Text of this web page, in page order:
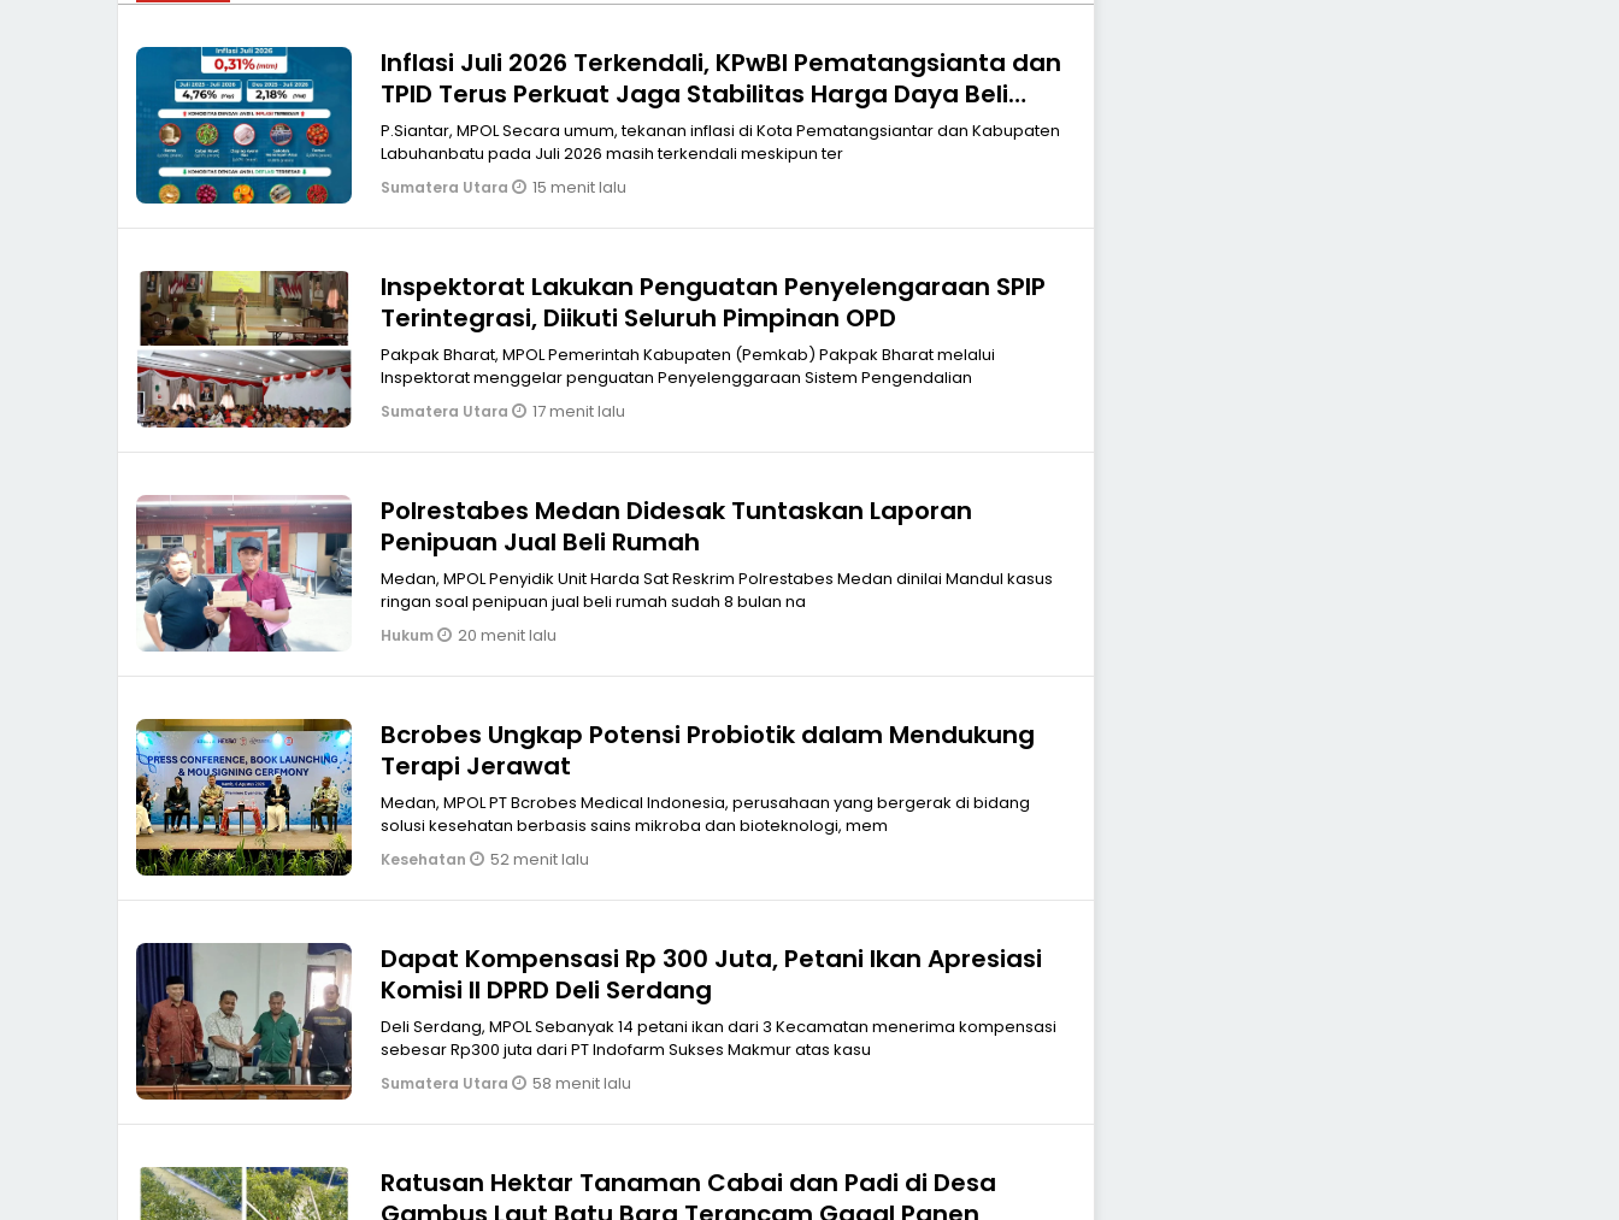
Inflasi Juli 2026 Terkendali, KPwBI Pematangsianta dan
TPID Terus Perkuat Jaga Stabilitas Harga Daya Beli
Masyarakat
P.Siantar, MPOL Secara umum, tekanan inflasi di Kota Pematangsiantar dan Kabupaten
Labuhanbatu pada Juli 2026 masih terkendali meskipun ter
Sumatera Utara 15 menit lalu
Inspektorat Lakukan Penguatan Penyelengaraan SPIP
Terintegrasi, Diikuti Seluruh Pimpinan OPD
Pakpak Bharat, MPOL Pemerintah Kabupaten (Pemkab) Pakpak Bharat melalui
Inspektorat menggelar penguatan Penyelenggaraan Sistem Pengendalian
Sumatera Utara 17 menit lalu
Polrestabes Medan Didesak Tuntaskan Laporan
Penipuan Jual Beli Rumah
Medan, MPOL Penyidik Unit Harda Sat Reskrim Polrestabes Medan dinilai Mandul kasus
ringan soal penipuan jual beli rumah sudah 8 bulan na
Hukum 20 menit lalu
Bcrobes Ungkap Potensi Probiotik dalam Mendukung
Terapi Jerawat
Medan, MPOL PT Bcrobes Medical Indonesia, perusahaan yang bergerak di bidang
solusi kesehatan berbasis sains mikroba dan bioteknologi, mem
Kesehatan 52 menit lalu
Dapat Kompensasi Rp 300 Juta, Petani Ikan Apresiasi
Komisi II DPRD Deli Serdang
Deli Serdang, MPOL Sebanyak 14 petani ikan dari 3 Kecamatan menerima kompensasi
sebesar Rp300 juta dari PT Indofarm Sukses Makmur atas kasu
Sumatera Utara 58 menit lalu
Ratusan Hektar Tanaman Cabai dan Padi di Desa